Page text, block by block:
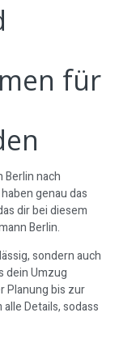
für
nach
genau das
dir bei diesem
Berlin.
sondern auch
dein Umzug
Planung bis zur
Details, sodass